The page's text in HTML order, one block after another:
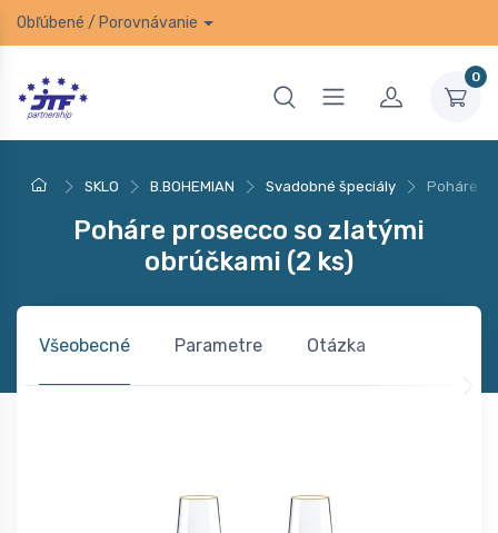
Obľúbené / Porovnávanie
0
SKLO B.BOHEMIAN Svadobné špeciály Poháre
Poháre prosecco so zlatými
obrúčkami (2 ks)
Všeobecné Parametre Otázka